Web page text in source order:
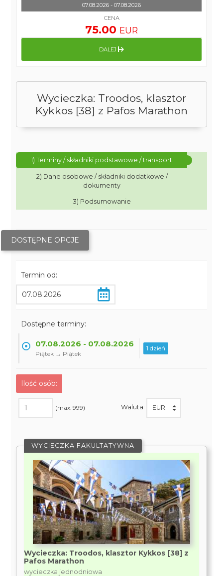
Wycieczka: Troodos, klasztor
Kykkos [38] z Pafos Marathon
1) Terminy / składniki podstawowe / transport
2) Dane osobowe / składniki dodatkowe /
dokumenty
3) Podsumowanie
DOSTĘPNE OPCJE
Termin od:
Dostępne terminy:
07.08.2026 - 07.08.2026
Piątek → Piątek
1 dzień
Ilość osób:
(max. 999) Waluta:
WYCIECZKA FAKULTATYWNA
Wycieczka: Troodos, klasztor Kykkos [38] z
Pafos Marathon
wycieczka jednodniowa
07.08.2026 - 07.08.2026
CENA
75.00 EUR
DALEJ